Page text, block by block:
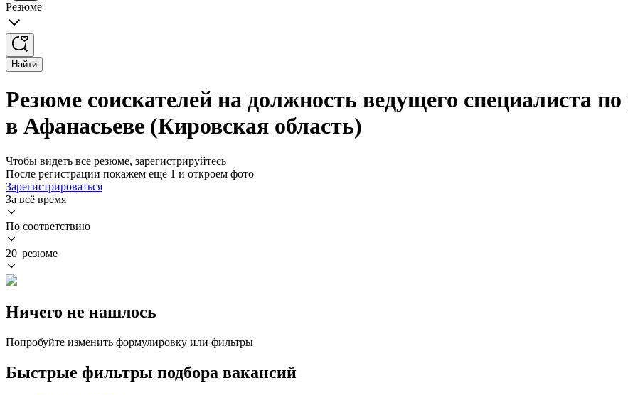
Резюме
Найти
Резюме соискателей на должность ведущего специалиста
в Афанасьеве (Кировская область)
Чтобы видеть все резюме, зарегистрируйтесь
После регистрации покажем ещё 1 и откроем фото
Зарегистрироваться
За всё время
По соответствию
20 резюме
Ничего не нашлось
Попробуйте изменить формулировку или фильтры
Быстрые фильтры подбора вакансий